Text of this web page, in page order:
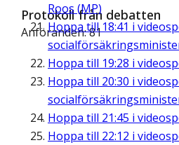
Roos (MP)
Hoppa till 18:41 i
Hoppa till 19:28 i
Hoppa till 20:30 i
Hoppa till 21:45 i
Hoppa till 22:12 i
Protokoll från debatten
Anföranden: 81